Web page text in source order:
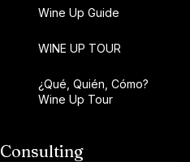
Wine Up Guide
WINE UP TOUR
¿Qué, Quién, Cómo?
Wine Up Tour